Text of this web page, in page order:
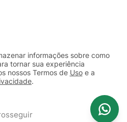
informações sobre como
tornar sua experiência
nossos Termos de Usoe a
.